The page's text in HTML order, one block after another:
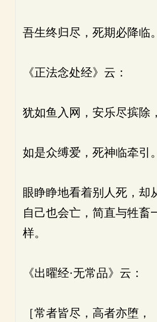
吾生终归尽，死期必降临。
《正法念处经》云：
犹如鱼入网，安乐尽摈除，
如是众缚爱，死神临牵引。
眼睁睁地看着别人死，却
自己也会亡，简直与牲畜
样。
《出曜经·无常品》云：
［常者皆尽，高者亦堕，